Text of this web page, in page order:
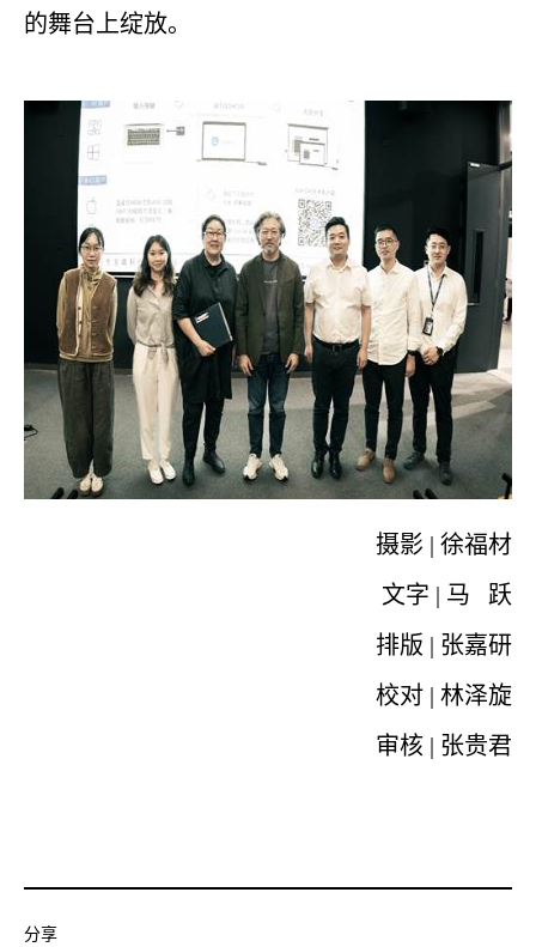
的舞台上绽放。
摄影 | 徐福材
文字 | 马 跃
排版 | 张嘉研
校对 | 林泽旋
审核 | 张贵君
分享